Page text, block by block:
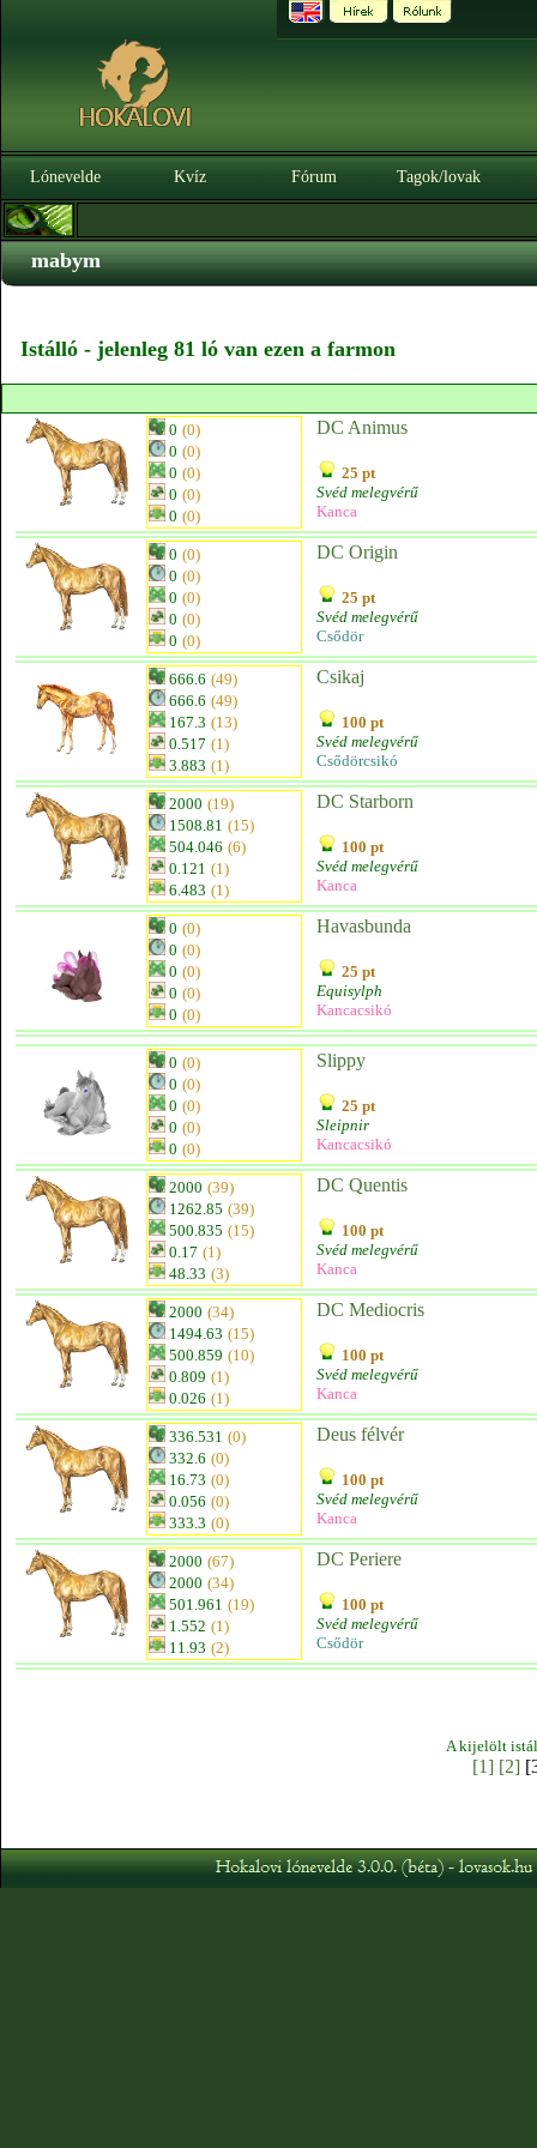
Lónevelde Kvíz Fórum Tagok/lovak
mabym
Istálló - jelenleg 81 ló van ezen a farmon
0 (0)
0 (0)
0 (0)
0 (0)
0 (0)
DC Animus
25 pt
Svéd melegvérű
Kanca
0 (0)
0 (0)
0 (0)
0 (0)
0 (0)
DC Origin
25 pt
Svéd melegvérű
Csődör
666.6 (49)
666.6 (49)
167.3 (13)
0.517 (1)
3.883 (1)
Csikaj
100 pt
Svéd melegvérű
Csődörcsikó
2000 (19)
1508.81 (15)
504.046 (6)
0.121 (1)
6.483 (1)
DC Starborn
100 pt
Svéd melegvérű
Kanca
0 (0)
0 (0)
0 (0)
0 (0)
0 (0)
Havasbunda
25 pt
Equisylph
Kancacsikó
0 (0)
0 (0)
0 (0)
0 (0)
0 (0)
Slippy
25 pt
Sleipnir
Kancacsikó
2000 (39)
1262.85 (39)
500.835 (15)
0.17 (1)
48.33 (3)
DC Quentis
100 pt
Svéd melegvérű
Kanca
2000 (34)
1494.63 (15)
500.859 (10)
0.809 (1)
0.026 (1)
DC Mediocris
100 pt
Svéd melegvérű
Kanca
336.531 (0)
332.6 (0)
16.73 (0)
0.056 (0)
333.3 (0)
Deus félvér
100 pt
Svéd melegvérű
Kanca
2000 (67)
2000 (34)
501.961 (19)
1.552 (1)
11.93 (2)
DC Periere
100 pt
Svéd melegvérű
Csődör
A kijelölt
[1] [2]